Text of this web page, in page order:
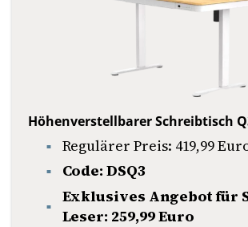
Höhenverstellbarer Schreibtisch
Regulärer Preis: 419,99
Code: DSQ3
Exklusives Angebot für
Leser: 259,99 Euro